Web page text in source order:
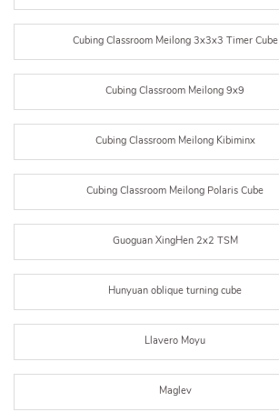
Cubing Classroom Meilong 3x3x3 Timer Cube
Cubing Classroom Meilong 9x9
Cubing Classroom Meilong Kibiminx
Cubing Classroom Meilong Polaris Cube
Guoguan XingHen 2x2 TSM
Hunyuan oblique turning cube
Llavero Moyu
Maglev